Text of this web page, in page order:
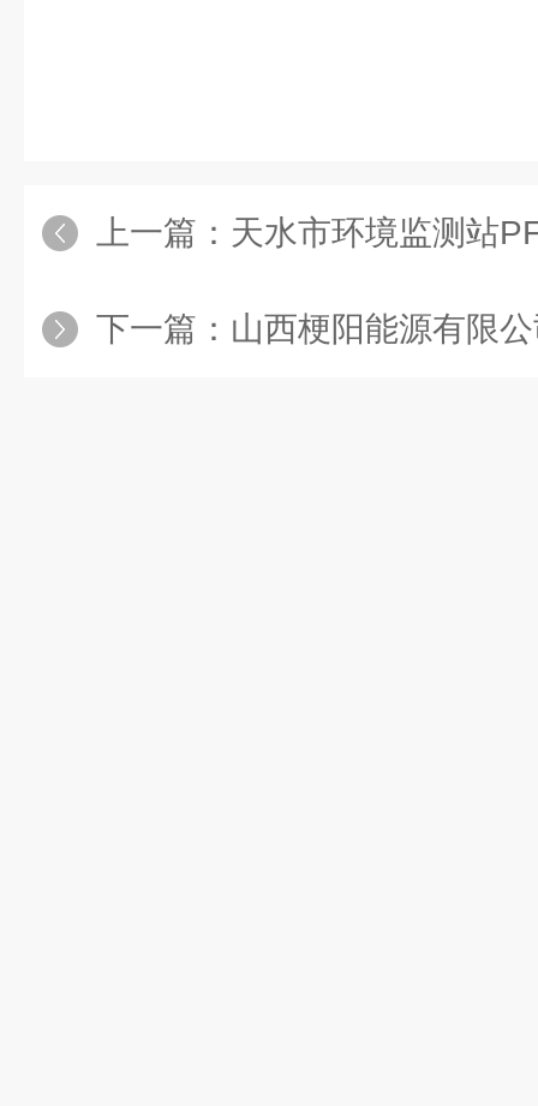
上一篇： 天水市环境监测站
下一篇： 山西梗阳能源有限公司